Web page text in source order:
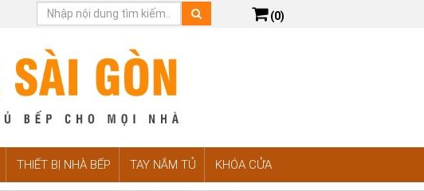
(0)
THIẾT BỊ NHÀ BẾP TAY NẮM TỦ KHÓA CỬA